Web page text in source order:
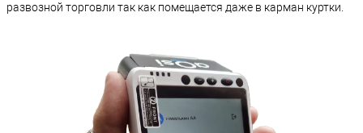
развозной торговли так как помещается даже в карман куртки.